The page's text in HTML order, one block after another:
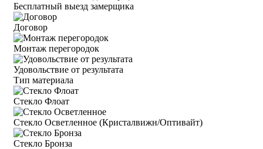
Бесплатный выезд замерщика
Договор
Монтаж перегородок
Удовольствие от результата
Тип материала
Стекло Флоат
Стекло Осветленное (Кристалвижн/Оптивайт)
Стекло Бронза